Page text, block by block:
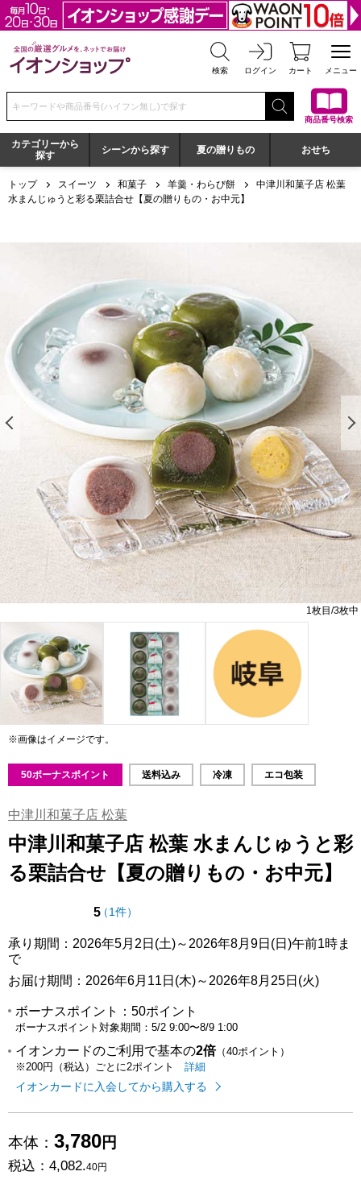
全国の厳選グルメを、ネットでお届け イオンショップ
検索 ログイン カート メニュー
検索キーワードまたは商品番号を入力してください
商品番号検索
カテゴリーから
探す
シーンから探す 夏の贈りもの おせち
トップ スイーツ 和菓子 羊羹・わらび餅
中津川和菓子店 松葉
水まんじゅうと彩る栗詰合せ【夏の贈りもの・お中元】
前の画像を表示する
1枚目/3枚中
※画像はイメージです。
50ボーナスポイント 送料込み 冷凍 エコ包装
中津川和菓子店 松葉
中津川和菓子店 松葉 水まんじゅうと彩
る栗詰合せ【夏の贈りもの・お中元】
5点（5点満点中）
（1件の評価
）
承り期間：2026年5月2日(土)～2026年8月9日(日)午前1時ま
で
お届け期間：2026年6月11日(木)～2026年8月25日(火)
ボーナスポイント： 50ポイント
ボーナスポイント対象期間： 5/2 9:00〜8/9 1:00
イオンカードのご利用で基本の2倍（40ポイント）
※200円（税込）ごとに2ポイント
イオンカードのご利用でたまるポイ
詳細
イオンカードに入会してから購入する
本体： 3,780円
税込： 4,082.40円